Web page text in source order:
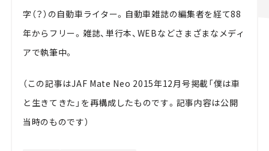
字（？）の自動車ライター。自動車雑誌の編集者を経て88
年からフリー。雑誌、単行本、WEBなどさまざまなメディ
アで執筆中。
（この記事はJAF Mate Neo 2015年12月号掲載「僕は車
と生きてきた」を再構成したものです。記事内容は公開
当時のものです）